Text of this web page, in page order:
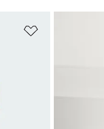
ほしいものリ